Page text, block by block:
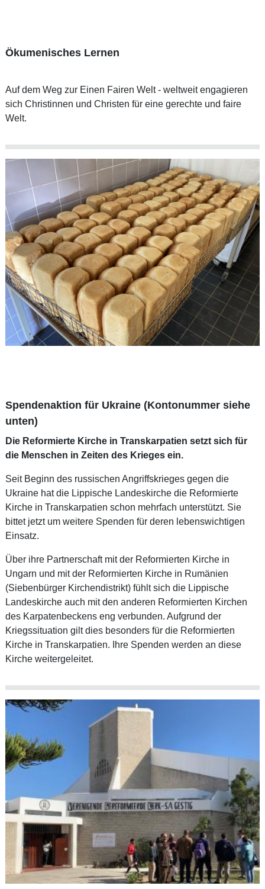
Ökumenisches Lernen
Auf dem Weg zur Einen Fairen Welt - weltweit engagieren
sich Christinnen und Christen für eine gerechte und faire
Welt.
Spendenaktion für Ukraine (Kontonummer siehe
unten)
Die Reformierte Kirche in Transkarpatien setzt sich für
die Menschen in Zeiten des Krieges ein.
Seit Beginn des russischen Angriffskrieges gegen die
Ukraine hat die Lippische Landeskirche die Reformierte
Kirche in Transkarpatien schon mehrfach unterstützt. Sie
bittet jetzt um weitere Spenden für deren lebenswichtigen
Einsatz.
Über ihre Partnerschaft mit der Reformierten Kirche in
Ungarn und mit der Reformierten Kirche in Rumänien
(Siebenbürger Kirchendistrikt) fühlt sich die Lippische
Landeskirche auch mit den anderen Reformierten Kirchen
des Karpatenbeckens eng verbunden. Aufgrund der
Kriegssituation gilt dies besonders für die Reformierten
Kirche in Transkarpatien. Ihre Spenden werden an diese
Kirche weitergeleitet.